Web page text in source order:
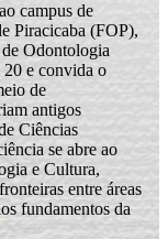
campus de
Piracicaba (FOP),
Odontologia
20 e convida o
de
antigos
Ciências
se abre ao
e Cultura,
entre áreas
fundamentos da